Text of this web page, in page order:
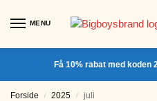
MENU
Få 10% rabat med koden
Forside / 2025 / juli